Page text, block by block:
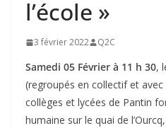
l’école »
3 février 2022 Q2C
Samedi 05 Février à 11 h 30,
(regroupés en collectif et avec
collèges et lycées de Pantin
humaine sur le quai de